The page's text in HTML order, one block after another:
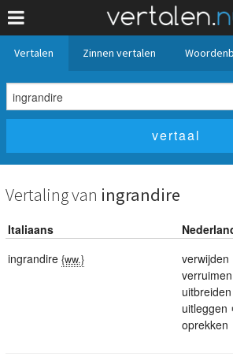
Vertalen Zinnen vertalen
Vertaling van ingrandire
Italiaans
ingrandire {ww.}
verwijden
verruimen
uitbreiden
uitleggen
oprekken